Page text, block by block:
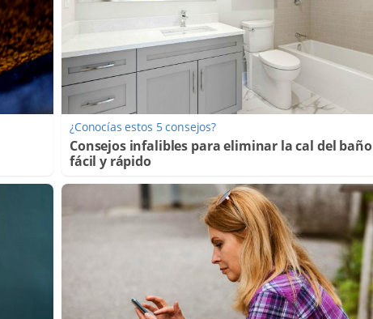
¿Conocías estos 5 consejos?
Consejos infalibles para eliminar la cal del baño
fácil y rápido